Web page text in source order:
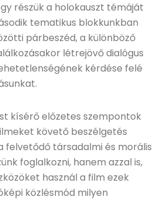
részük a holokauszt témáját
tematikus blokkunkban
párbeszéd, a különböző
létrejövő dialógus
kérdése felé
kísérő előzetes szempontok
követő beszélgetés
felvetődő társadalmi és morális
foglalkozni, hanem azzal is,
használ a film ezek
közlésmód milyen